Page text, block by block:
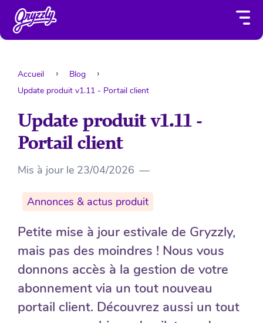
Accueil
Blog
Update produit v1.11 - Portail client
Update produit v1.11 -
Portail client
Mis à jour le 23/04/2026 —
Annonces & actus produit
Petite mise à jour estivale de Gryzzly,
mais pas des moindres ! Nous vous
donnons accès à la gestion de votre
abonnement via un tout nouveau
portail client. Découvrez aussi un tout